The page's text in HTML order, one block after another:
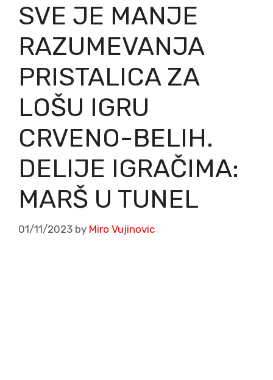
SVE JE MANJE
RAZUMEVANJA
PRISTALICA ZA
LOŠU IGRU
CRVENO-BELIH.
DELIJE IGRAČIMA:
MARŠ U TUNEL
01/11/2023 by Miro Vujinovic